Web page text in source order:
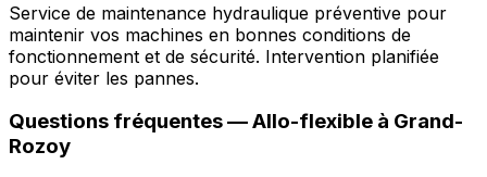
Service de maintenance hydraulique préventive pour
maintenir vos machines en bonnes conditions de
fonctionnement et de sécurité. Intervention planifiée
pour éviter les pannes.
Questions fréquentes —Allo-flexible à Grand-
Rozoy